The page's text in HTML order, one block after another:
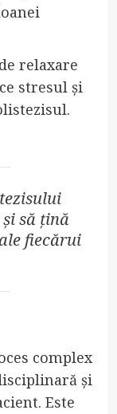
relaxare
stresul și
să țină
fiecărui
complex
și
Este